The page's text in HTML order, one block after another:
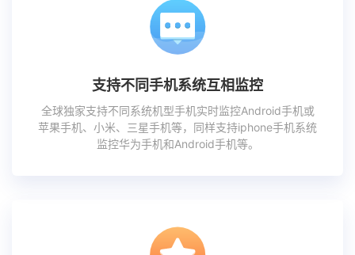
支持不同手机系统互相监控
全球独家支持不同系统机型手机实时监控Android手机或
苹果手机、小米、三星手机等，同样支持iphone手机系统
监控华为手机和Android手机等。